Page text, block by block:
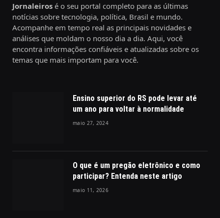
Jornaleiros é o seu portal completo para as últimas
notícias sobre tecnologia, política, Brasil e mundo.
Acompanhe em tempo real as principais novidades e
análises que moldam o nosso dia a dia. Aqui, você
encontra informações confiáveis e atualizadas sobre os
temas que mais importam para você.
Ensino superior do RS pode levar até
um ano para voltar à normalidade
maio 27, 2024
O que é um pregão eletrônico e como
participar? Entenda neste artigo
maio 11, 2026